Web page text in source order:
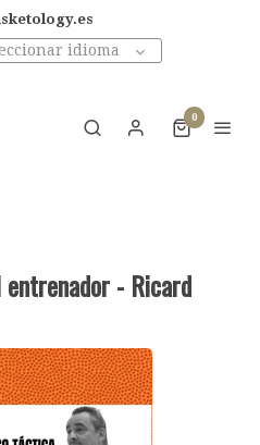
idioma
0
- Ricard